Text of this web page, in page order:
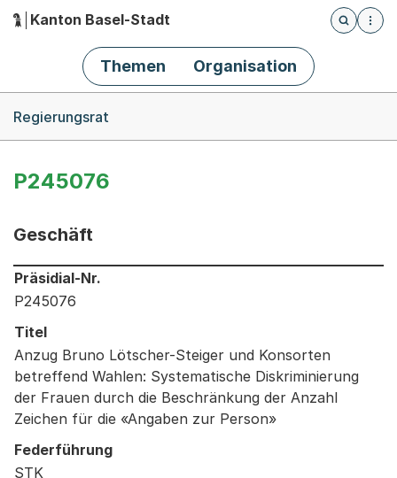
Hauptnavigation
Kanton Basel-Stadt
Öffnet
Themen Organisation
Regierungsrat
P245076
Geschäft
Informationen zum Ausgewählten Geschäft
Präsidial-Nr.
P245076
Titel
Anzug Bruno Lötscher-Steiger und Konsorten
betreffend Wahlen: Systematische Diskriminierung
der Frauen durch die Beschränkung der Anzahl
Zeichen für die «Angaben zur Person»
Federführung
STK